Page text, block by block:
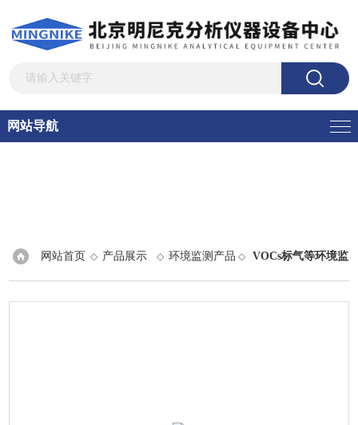
网站导航
网站首页 ◇ 产品展示 ◇环境监测产品 ◇ VOCs标气等环境监
测产品> 标准气体及特种气体